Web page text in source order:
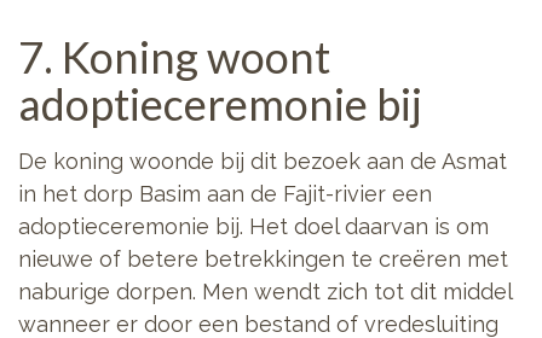
7. Koning woont
adoptieceremonie bij
De koning woonde bij dit bezoek aan de Asmat
in het dorp Basim aan de Fajit-rivier een
adoptieceremonie bij. Het doel daarvan is om
nieuwe of betere betrekkingen te creëren met
naburige dorpen. Men wendt zich tot dit middel
wanneer er door een bestand of vredesluiting